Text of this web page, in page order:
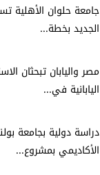
جامعة حلوان الأهلية
الجديد بخطة...
مصر واليابان تبحثان
اليابانية في...
دراسة دولية بجامعة
الأكاديمي بمشروع...